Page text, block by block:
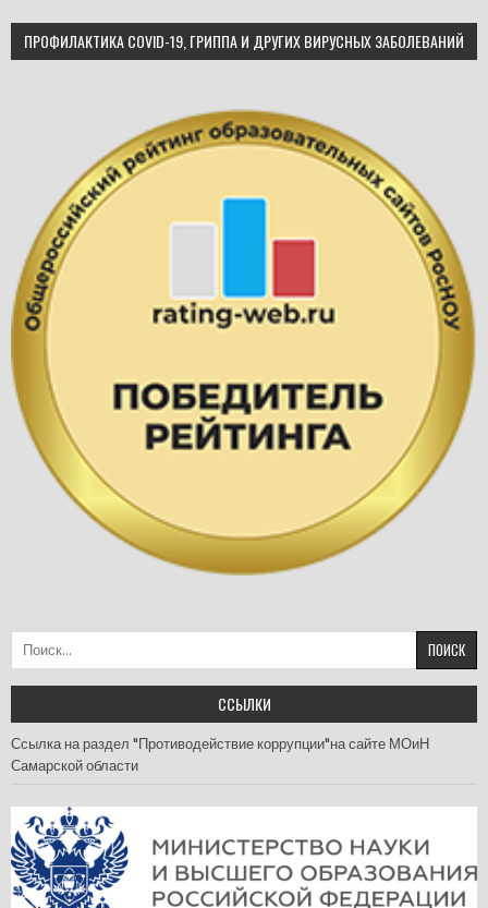
ПРОФИЛАКТИКА COVID-19, ГРИППА И ДРУГИХ ВИРУСНЫХ ЗАБОЛЕВАНИЙ
ССЫЛКИ
Ссылка на раздел "Противодействие коррупции"на сайте МОиН
Самарской области